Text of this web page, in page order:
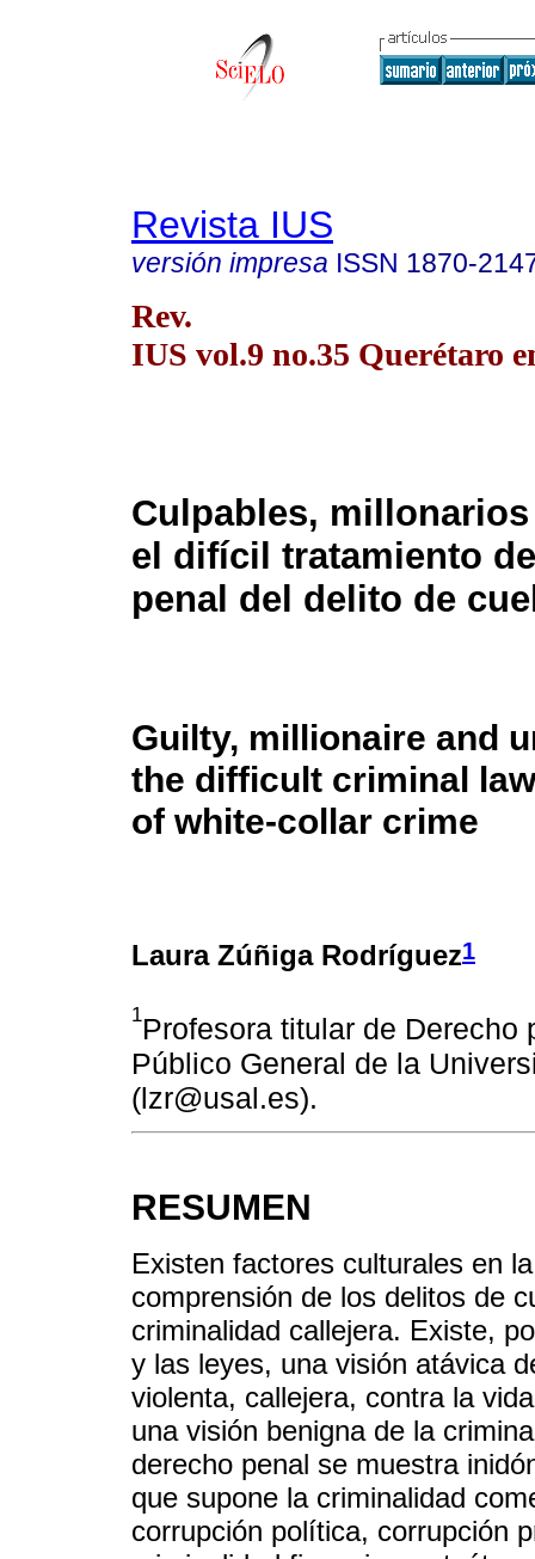
Revista IUS
versión impresa ISSN 1870-
Rev.
IUS vol.9 no.35 Querétaro
Culpables,
el difícil tratamiento
penal del delito de
Guilty, millionaire and
the difficult criminal
of white-collar crime
Laura Zúñiga Rodríguez1
1Profesora titular de Derecho
Público General de la
(lzr@usal.es).
RESUMEN
Existen factores culturales en
comprensión de los delitos de
criminalidad callejera. Existe,
y las leyes, una visión atávica
violenta, callejera, contra la
una visión benigna de la
derecho penal se muestra
que supone la criminalidad
corrupción política, corrupción